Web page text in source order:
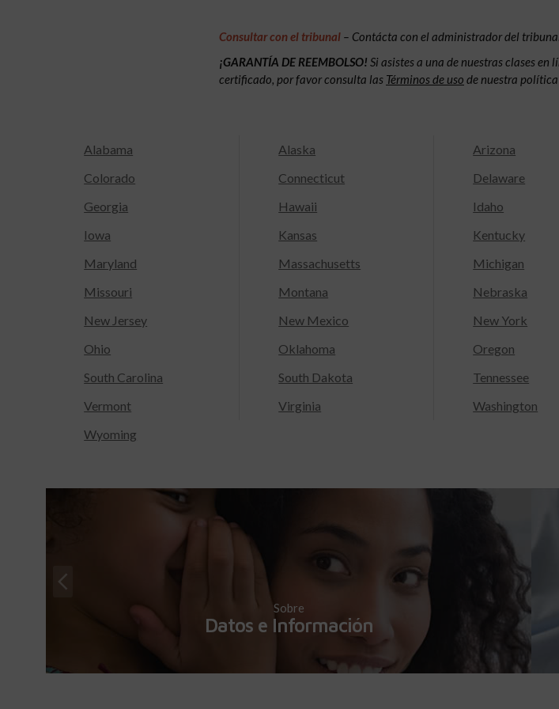
Consultar con el tribunal – Contácta con el administrador del
¡GARANTÍA DE REEMBOLSO! Si asistes a una de nuestras clases
certificado, por favor consulta las Términos de uso de nuestra
Alabama Alaska Arizona
Colorado
Connecticut Delaware
Georgia
Hawaii Idaho
Iowa
Kansas Kentucky
Maryland
Massachusetts Michigan
Missouri
Montana Nebraska
New Jersey
New Mexico New York
Ohio
Oklahoma Oregon
South Carolina
South Dakota Tennessee
Vermont
Virginia Washington
Wyoming
Sobre
Datos e Información